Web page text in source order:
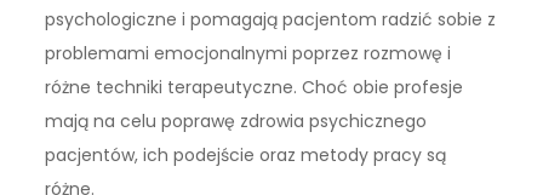
psychologiczne i pomagają pacjentom radzić sobie z
problemami emocjonalnymi poprzez rozmowę i
różne techniki terapeutyczne. Choć obie profesje
mają na celu poprawę zdrowia psychicznego
pacjentów, ich podejście oraz metody pracy są
różne.